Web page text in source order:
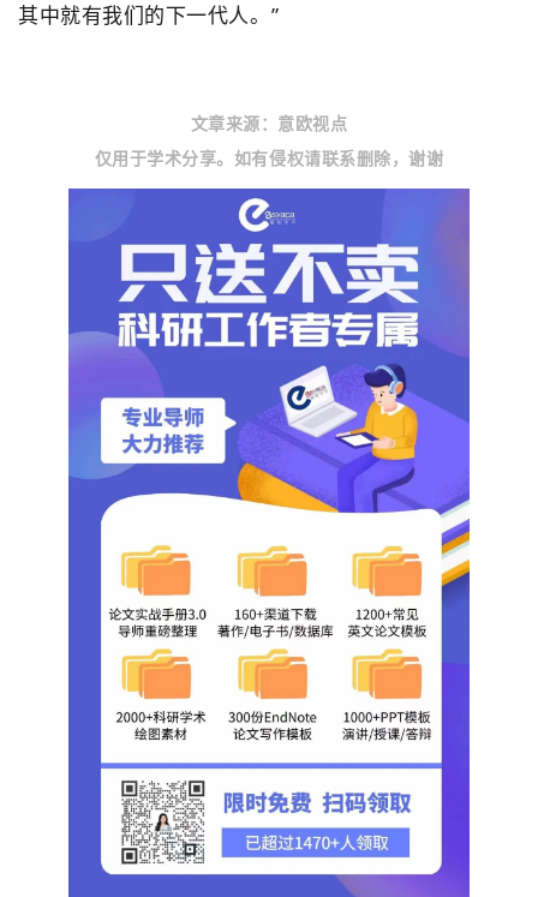
其中就有我们的下一代人。”
文章来源： 意欧视点
仅用于学术分享。如有侵权请联系删除，谢谢